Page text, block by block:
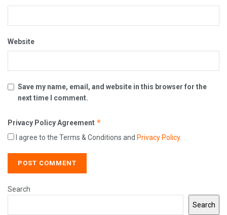
Website
Save my name, email, and website in this browser for the
next time I comment.
Privacy Policy Agreement *
I agree to the Terms & Conditions and Privacy Policy.
Search
Search